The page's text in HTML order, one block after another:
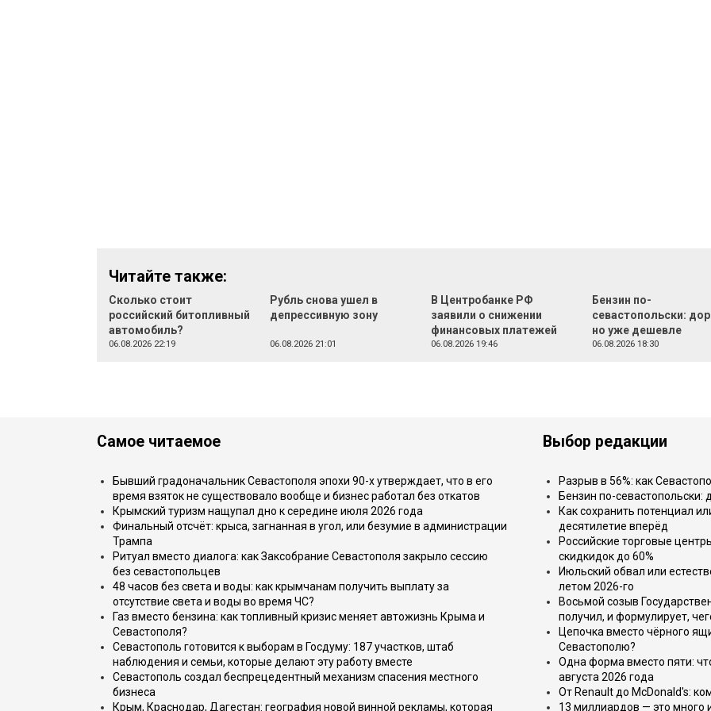
Читайте также:
Сколько стоит
российский битопливный
автомобиль?
06.08.2026 22:19
Рубль снова ушел в
депрессивную зону
06.08.2026 21:01
В Центробанке РФ
заявили о снижении
финансовых платежей
06.08.2026 19:46
Бензин по-
севастопольски:
но уже дешевле
06.08.2026 18:30
Самое читаемое
Бывший градоначальник Севастополя эпохи 90-х утверждает, что в его
время взяток не существовало вообще и бизнес работал без откатов
Крымский туризм нащупал дно к середине июля 2026 года
Финальный отсчёт: крыса, загнанная в угол, или безумие в администрации
Трампа
Ритуал вместо диалога: как Заксобрание Севастополя закрыло сессию
без севастопольцев
48 часов без света и воды: как крымчанам получить выплату за
отсутствие света и воды во время ЧС?
Газ вместо бензина: как топливный кризис меняет автожизнь Крыма и
Севастополя?
Севастополь готовится к выборам в Госдуму: 187 участков, штаб
наблюдения и семьи, которые делают эту работу вместе
Севастополь создал беспрецедентный механизм спасения местного
бизнеса
Крым, Краснодар, Дагестан: география новой винной рекламы, которая
Выбор редакции
Разрыв в 56%: как
Бензин по-
Как сохранить потенциал
десятилетие вперёд
Российские торговые
скидкидок до 60%
Июльский обвал или
летом 2026-го
Восьмой созыв
получил, и формулирует,
Цепочка вместо чёрного
Севастополю?
Одна форма вместо пяти:
августа 2026 года
От Renault до McDonald's:
13 миллиардов — это много